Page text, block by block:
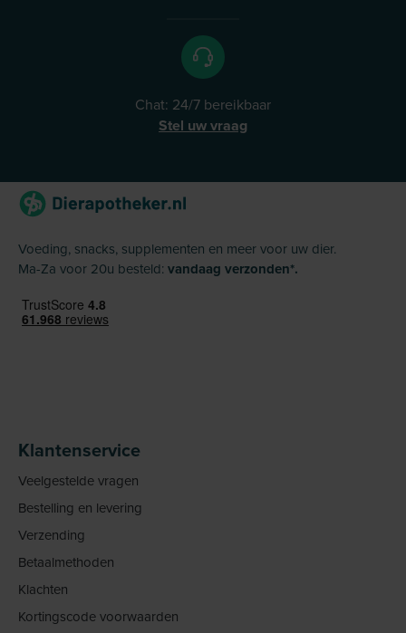
Chat: 24/7 bereikbaar
Stel uw vraag
Voeding, snacks, supplementen en meer voor uw dier.
Ma-Za voor 20u besteld: vandaag verzonden*.
Klantenservice
Veelgestelde vragen
Bestelling en levering
Verzending
Betaalmethoden
Klachten
Kortingscode voorwaarden